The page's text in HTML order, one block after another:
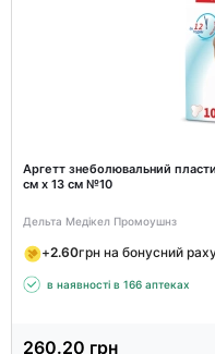
Аргетт знеболювальний
см х 13 см №10
Дельта Медікел Промоушнз
+2.60грн на бонусний
в наявності в 166 аптеках
260.20 грн